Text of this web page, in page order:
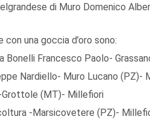
di Muro Domenico
una goccia d’oro sono:
Bonelli Francesco Paolo-
Nardiello- Muro Lucano (PZ)-
-Grottole (MT)- Millefiori
-Marsicovetere (PZ)-